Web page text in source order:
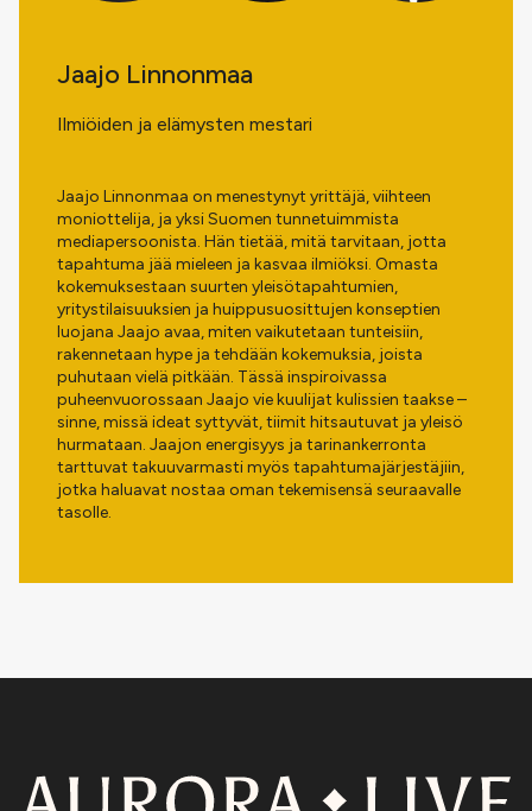
Jaajo Linnonmaa
Ilmiöiden ja elämysten mestari
Jaajo Linnonmaa on menestynyt yrittäjä, viihteen
moniottelija, ja yksi Suomen tunnetuimmista
mediapersoonista. Hän tietää, mitä tarvitaan, jotta
tapahtuma jää mieleen ja kasvaa ilmiöksi. Omasta
kokemuksestaan suurten yleisötapahtumien,
yritystilaisuuksien ja huippusuosittujen konseptien
luojana Jaajo avaa, miten vaikutetaan tunteisiin,
rakennetaan hype ja tehdään kokemuksia, joista
puhutaan vielä pitkään. Tässä inspiroivassa
puheenvuorossaan Jaajo vie kuulijat kulissien taakse –
sinne, missä ideat syttyvät, tiimit hitsautuvat ja yleisö
hurmataan. Jaajon energisyys ja tarinankerronta
tarttuvat takuuvarmasti myös tapahtumajärjestäjiin,
jotka haluavat nostaa oman tekemisensä seuraavalle
tasolle.